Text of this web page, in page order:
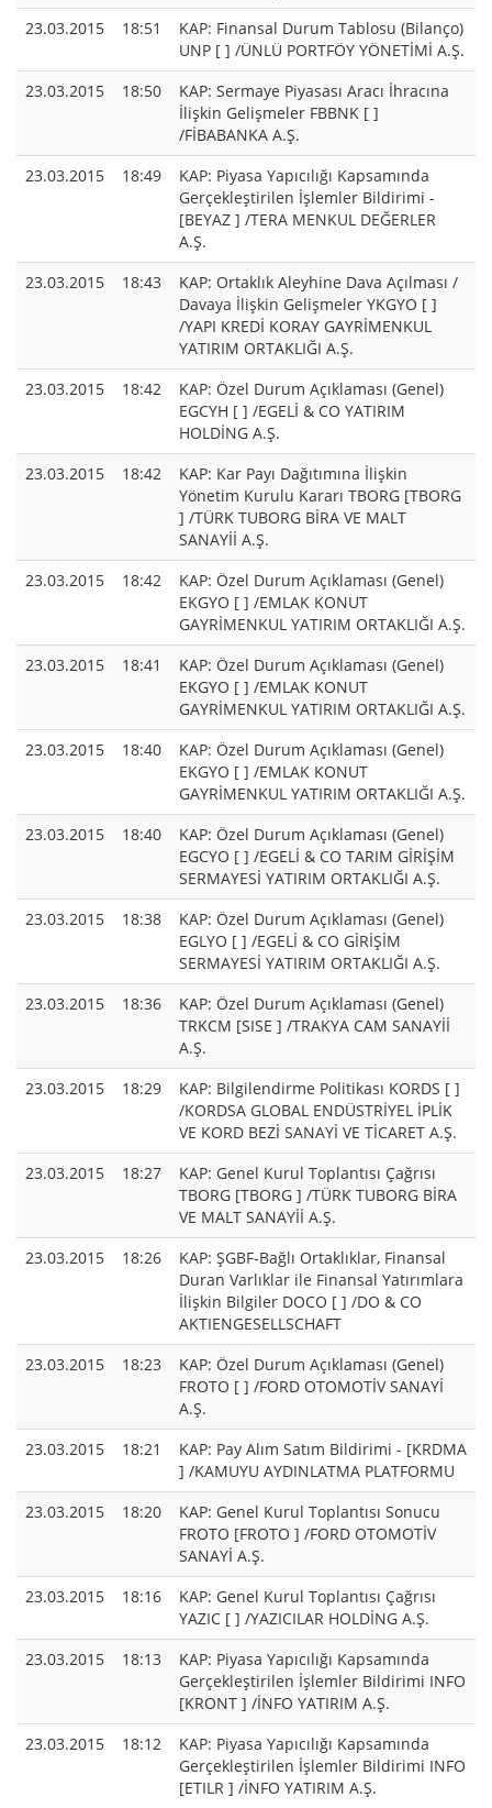
23.03.2015
18:51
KAP: Finansal Durum Tablosu (Bilanço)
UNP [ ] /ÜNLÜ PORTFÖY YÖNETİMİ A.Ş.
23.03.2015
18:50
KAP: Sermaye Piyasası Aracı İhracına
İlişkin Gelişmeler FBBNK [ ]
/FİBABANKA A.Ş.
23.03.2015
18:49
KAP: Piyasa Yapıcılığı Kapsamında
Gerçekleştirilen İşlemler Bildirimi -
[BEYAZ ] /TERA MENKUL DEĞERLER
A.Ş.
23.03.2015
18:43
KAP: Ortaklık Aleyhine Dava Açılması /
Davaya İlişkin Gelişmeler YKGYO [ ]
/YAPI KREDİ KORAY GAYRİMENKUL
YATIRIM ORTAKLIĞI A.Ş.
23.03.2015
18:42
KAP: Özel Durum Açıklaması (Genel)
EGCYH [ ] /EGELİ & CO YATIRIM
HOLDİNG A.Ş.
23.03.2015
18:42
KAP: Kar Payı Dağıtımına İlişkin
Yönetim Kurulu Kararı TBORG [TBORG
] /TÜRK TUBORG BİRA VE MALT
SANAYİİ A.Ş.
23.03.2015
18:42
KAP: Özel Durum Açıklaması (Genel)
EKGYO [ ] /EMLAK KONUT
GAYRİMENKUL YATIRIM ORTAKLIĞI A.Ş.
23.03.2015
18:41
KAP: Özel Durum Açıklaması (Genel)
EKGYO [ ] /EMLAK KONUT
GAYRİMENKUL YATIRIM ORTAKLIĞI A.Ş.
23.03.2015
18:40
KAP: Özel Durum Açıklaması (Genel)
EKGYO [ ] /EMLAK KONUT
GAYRİMENKUL YATIRIM ORTAKLIĞI A.Ş.
23.03.2015
18:40
KAP: Özel Durum Açıklaması (Genel)
EGCYO [ ] /EGELİ & CO TARIM GİRİŞİM
SERMAYESİ YATIRIM ORTAKLIĞI A.Ş.
23.03.2015
18:38
KAP: Özel Durum Açıklaması (Genel)
EGLYO [ ] /EGELİ & CO GİRİŞİM
SERMAYESİ YATIRIM ORTAKLIĞI A.Ş.
23.03.2015
18:36
KAP: Özel Durum Açıklaması (Genel)
TRKCM [SISE ] /TRAKYA CAM SANAYİİ
A.Ş.
23.03.2015
18:29
KAP: Bilgilendirme Politikası KORDS [ ]
/KORDSA GLOBAL ENDÜSTRİYEL İPLİK
VE KORD BEZİ SANAYİ VE TİCARET A.Ş.
23.03.2015
18:27
KAP: Genel Kurul Toplantısı Çağrısı
TBORG [TBORG ] /TÜRK TUBORG BİRA
VE MALT SANAYİİ A.Ş.
23.03.2015
18:26
KAP: ŞGBF-Bağlı Ortaklıklar, Finansal
Duran Varlıklar ile Finansal Yatırımlara
İlişkin Bilgiler DOCO [ ] /DO & CO
AKTIENGESELLSCHAFT
23.03.2015
18:23
KAP: Özel Durum Açıklaması (Genel)
FROTO [ ] /FORD OTOMOTİV SANAYİ
A.Ş.
23.03.2015
18:21
KAP: Pay Alım Satım Bildirimi - [KRDMA
] /KAMUYU AYDINLATMA PLATFORMU
23.03.2015
18:20
KAP: Genel Kurul Toplantısı Sonucu
FROTO [FROTO ] /FORD OTOMOTİV
SANAYİ A.Ş.
23.03.2015
18:16
KAP: Genel Kurul Toplantısı Çağrısı
YAZIC [ ] /YAZICILAR HOLDİNG A.Ş.
23.03.2015
18:13
KAP: Piyasa Yapıcılığı Kapsamında
Gerçekleştirilen İşlemler Bildirimi INFO
[KRONT ] /İNFO YATIRIM A.Ş.
23.03.2015
18:12
KAP: Piyasa Yapıcılığı Kapsamında
Gerçekleştirilen İşlemler Bildirimi INFO
[ETILR ] /İNFO YATIRIM A.Ş.